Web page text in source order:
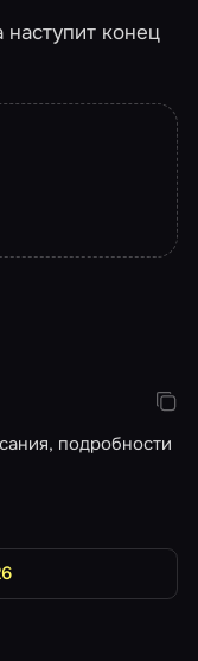
конец
подробности